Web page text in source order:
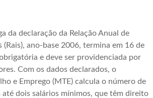
da declaração da Relação Anual de
(Rais), ano-base 2006, termina em 16 de
e deve ser providenciada por
Com os dados declarados, o
e Emprego (MTE) calcula o número de
até dois salários mínimos, que têm direito